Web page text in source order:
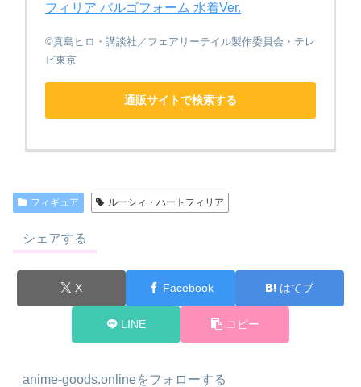
フィリア バルゴフォーム 水着Ver.
©真島ヒロ・講談社／フェアリーテイル製作委員会・テレ
ビ東京
通販サイトで検索する
フィギュア ルーシィ・ハートフィリア
シェアする
X Facebook はてブ
LINE コピー
anime-goods.onlineをフォローする